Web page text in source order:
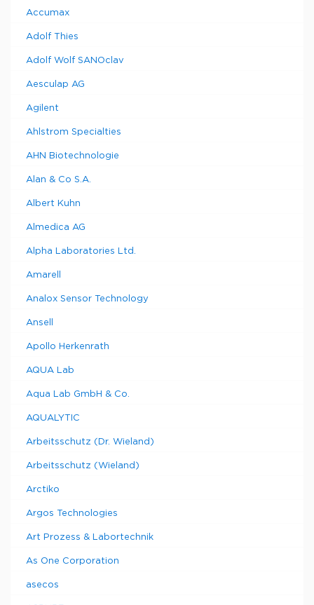
Accumax
Adolf Thies
Adolf Wolf SANOclav
Aesculap AG
Agilent
Ahlstrom Specialties
AHN Biotechnologie
Alan & Co S.A.
Albert Kuhn
Almedica AG
Alpha Laboratories Ltd.
Amarell
Analox Sensor Technology
Ansell
Apollo Herkenrath
AQUA Lab
Aqua Lab GmbH & Co.
AQUALYTIC
Arbeitsschutz (Dr. Wieland)
Arbeitsschutz (Wieland)
Arctiko
Argos Technologies
Art Prozess & Labortechnik
As One Corporation
asecos